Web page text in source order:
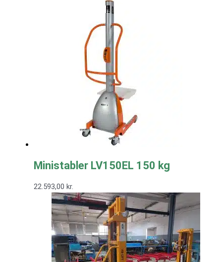
Ministabler LV150EL 150 kg
22.593,00 kr.